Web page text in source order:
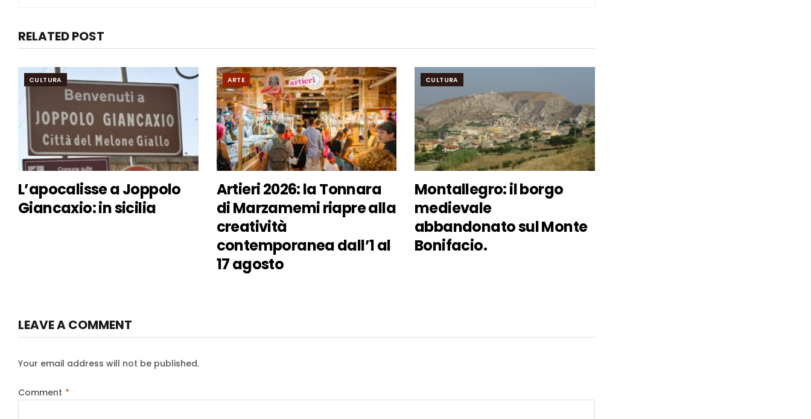
RELATED POST
CULTURA
L’apocalisse a Joppolo
Giancaxio: in sicilia
ARTE
Artieri 2026: la Tonnara
di Marzamemi riapre alla
creatività
contemporanea dall’1 al
17 agosto
CULTURA
Montallegro: il borgo
medievale
abbandonato sul Monte
Bonifacio.
LEAVE A COMMENT
Your email address will not be published.
Comment *